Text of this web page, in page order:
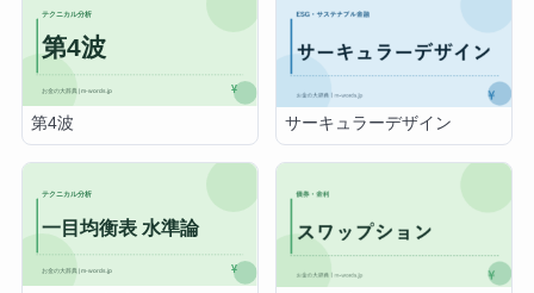
第4波 サーキュラーデザイン